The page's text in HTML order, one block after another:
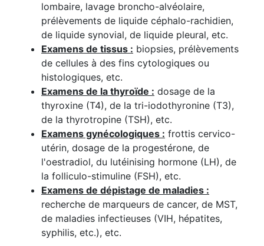
lombaire, lavage broncho-alvéolaire,
prélèvements de liquide céphalo-rachidien,
de liquide synovial, de liquide pleural, etc.
Examens de tissus : biopsies, prélèvements
de cellules à des fins cytologiques ou
histologiques, etc.
Examens de la thyroïde : dosage de la
thyroxine (T4), de la tri-iodothyronine (T3),
de la thyrotropine (TSH), etc.
Examens gynécologiques : frottis cervico-
utérin, dosage de la progestérone, de
l'oestradiol, du lutéinising hormone (LH), de
la folliculo-stimuline (FSH), etc.
Examens de dépistage de maladies :
recherche de marqueurs de cancer, de MST,
de maladies infectieuses (VIH, hépatites,
syphilis, etc.), etc.